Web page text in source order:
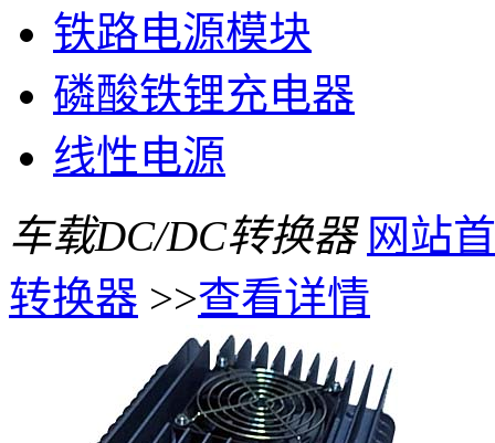
铁路电源模块
磷酸铁锂充电器
线性电源
车载DC/DC转换器 网站
转换器 >>查看详情